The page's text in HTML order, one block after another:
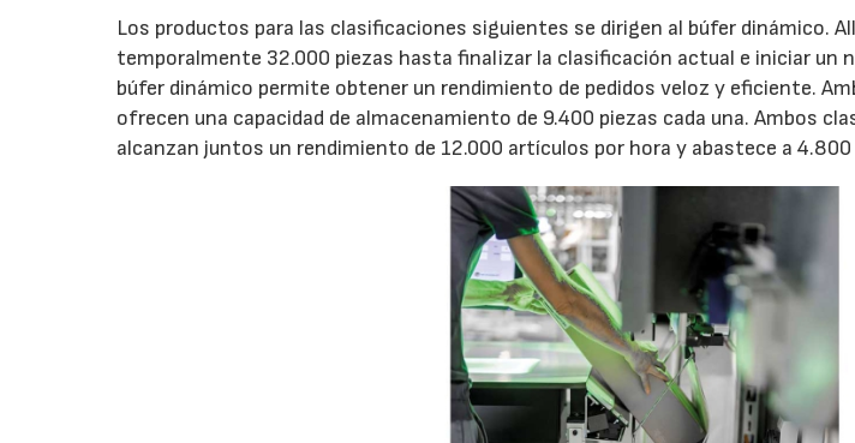
Los productos para las clasificaciones siguientes se dirigen al búfer dinámico.
temporalmente 32.000 piezas hasta finalizar la clasificación actual e iniciar un
búfer dinámico permite obtener un rendimiento de pedidos veloz y eficiente.
ofrecen una capacidad de almacenamiento de 9.400 piezas cada una. Ambos
alcanzan juntos un rendimiento de 12.000 artículos por hora y abastece a